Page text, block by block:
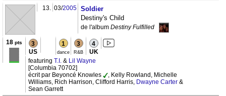
13. 03/2005 Soldier
Destiny's Child
de l'album Destiny Fulfilled
18 pts 3
US
1
dance
3
R&B
4
UK
featuring T.I. & Lil Wayne
[Columbia 70702]
écrit par Beyoncé Knowles
, Kelly Rowland, Michelle
Williams, Rich Harrison, Clifford Harris, Dwayne Carter &
Sean Garrett